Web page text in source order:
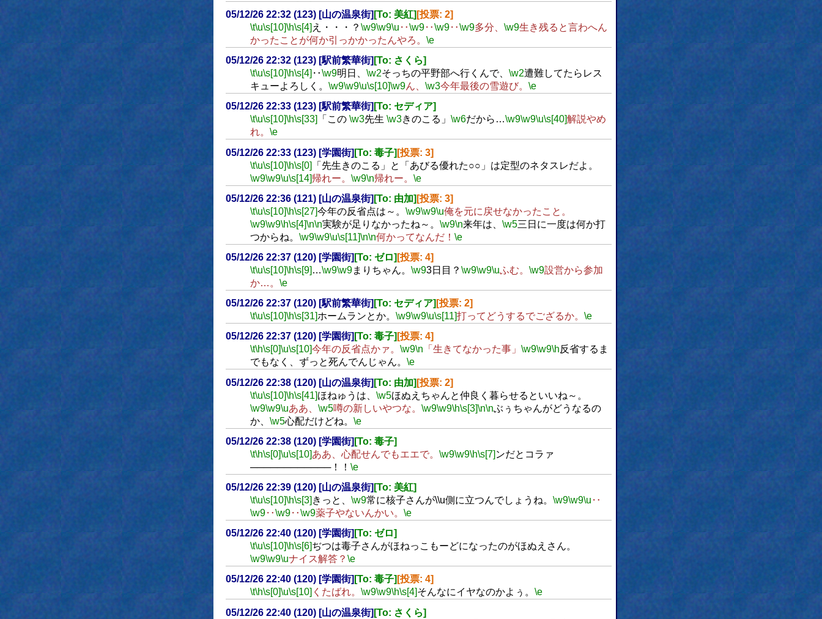
05/12/26 22:32 (123) [山の温泉街] [To: 美紅] [投票: 2]
\t\u\s[10]\h\s[4] え・・・？ \w9\w9\u ‥\w9‥\w9‥\w9多分、 \w9生き残ると言わへん
かったことが何か引っかかったんやろ。 \e
05/12/26 22:32 (123) [駅前繁華街] [To: さくら]
\t\u\s[10]\h\s[4] ‥\w9明日、 \w2そっちの平野部へ行くんで、 \w2遭難してたらレス
キューよろしく。 \w9\w9\u\s[10]\w9ん、 \w3今年最後の雪遊び。 \e
05/12/26 22:33 (123) [駅前繁華街] [To: セディア]
\t\u\s[10] \h\s[33] 「この \w3先生 \w3きのこる」 \w6だから…\w9\w9\u\s[40] 解説やめ
れ。 \e
05/12/26 22:33 (123) [学園街] [To: 毒子] [投票: 3]
\t\u\s[10]\h\s[0] 「先生きのこる」と「あびる優れた○○」は定型のネタスレだよ。
\w9\w9\u\s[14]帰れー。 \w9\n帰れー。 \e
05/12/26 22:36 (121) [山の温泉街] [To: 由加] [投票: 3]
\t\u\s[10]\h\s[27]今年の反省点は～。 \w9\w9\u俺を元に戻せなかったこと。
\w9\w9\h\s[4]\n\n実験が足りなかったね～。 \w9\n来年は、 \w5三日に一度は何か打
つからね。 \w9\w9\u\s[11]\n\n何かってなんだ！ \e
05/12/26 22:37 (120) [学園街] [To: ゼロ] [投票: 4]
\t\u\s[10]\h\s[9] …\w9\w9まりちゃん。 \w93日目？ \w9\w9\uふむ。 \w9設営から参加
か…。 \e
05/12/26 22:37 (120) [駅前繁華街] [To: セディア] [投票: 2]
\t\u\s[10]\h\s[31]ホームランとか。 \w9\w9\u\s[11]打ってどうするでござるか。 \e
05/12/26 22:37 (120) [学園街] [To: 毒子] [投票: 4]
\t\h\s[0]\u\s[10]今年の反省点かァ。 \w9\n 「生きてなかった事」 \w9\w9\h反省するま
でもなく、ずっと死んでんじゃん。 \e
05/12/26 22:38 (120) [山の温泉街] [To: 由加] [投票: 2]
\t\u\s[10]\h\s[41]ほねゅうは、 \w5ほぬえちゃんと仲良く暮らせるといいね～。
\w9\w9\uああ、 \w5噂の新しいやつな。 \w9\w9\h\s[3]\n\nぶぅちゃんがどうなるの
か、 \w5心配だけどね。 \e
05/12/26 22:38 (120) [学園街] [To: 毒子]
\t\h\s[0]\u\s[10]ああ、心配せんでもエエで。 \w9\w9\h\s[7] ンだとコラァ
────────────！！ \e
05/12/26 22:39 (120) [山の温泉街] [To: 美紅]
\t\u\s[10]\h\s[3] きっと、 \w9常に核子さんが\\u側に立つんでしょうね。 \w9\w9\u ‥
\w9‥\w9‥\w9薬子やないんかい。 \e
05/12/26 22:40 (120) [学園街] [To: ゼロ]
\t\u\s[10]\h\s[6]ぢつは毒子さんがほねっこもーどになったのがほぬえさん。
\w9\w9\uナイス解答？ \e
05/12/26 22:40 (120) [学園街] [To: 毒子] [投票: 4]
\t\h\s[0]\u\s[10] くたばれ。 \w9\w9\h\s[4]そんなにイヤなのかよぅ。 \e
05/12/26 22:40 (120) [山の温泉街] [To: さくら]